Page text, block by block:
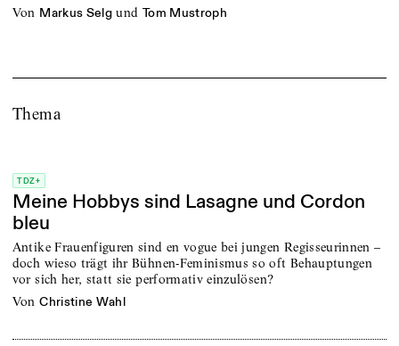
von Markus Selg und Tom Mustroph
Thema
TDZ+
Meine Hobbys sind Lasagne und Cordon
bleu
Antike Frauenfiguren sind en vogue bei jungen Regisseurinnen –
doch wieso trägt ihr Bühnen-Feminismus so oft Behauptungen
vor sich her, statt sie performativ einzulösen?
von Christine Wahl